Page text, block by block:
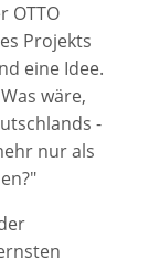
OTTO
Projekts
eine Idee.
wäre,
-
nur als